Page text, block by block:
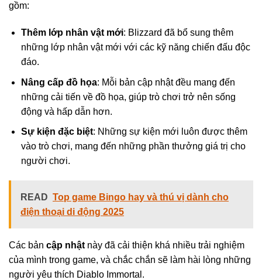
gồm:
Thêm lớp nhân vật mới: Blizzard đã bổ sung thêm
những lớp nhân vật mới với các kỹ năng chiến đấu độc
đáo.
Nâng cấp đồ họa: Mỗi bản cập nhật đều mang đến
những cải tiến về đồ họa, giúp trò chơi trở nên sống
động và hấp dẫn hơn.
Sự kiện đặc biệt: Những sự kiện mới luôn được thêm
vào trò chơi, mang đến những phần thưởng giá trị cho
người chơi.
READ Top game Bingo hay và thú vị dành cho
điện thoại di động 2025
Các bản cập nhật này đã cải thiện khá nhiều trải nghiệm
của mình trong game, và chắc chắn sẽ làm hài lòng những
người yêu thích Diablo Immortal.